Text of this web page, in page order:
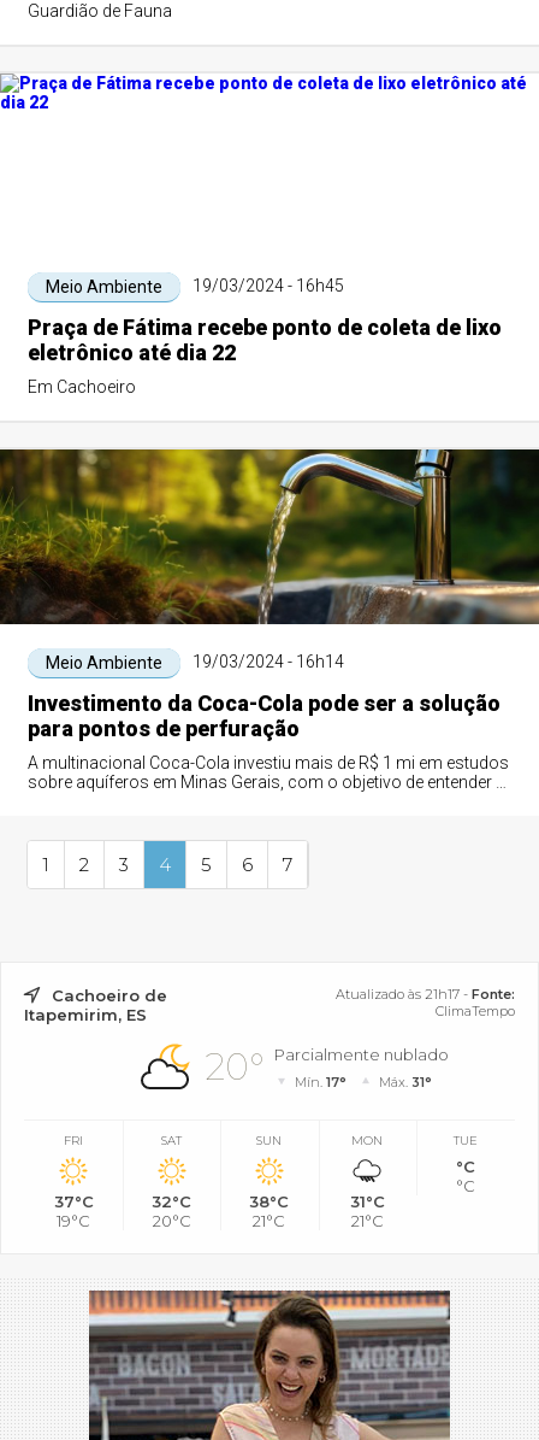
Guardião de Fauna
Meio Ambiente 19/03/2024 - 16h45
Praça de Fátima recebe ponto de coleta de lixo
eletrônico até dia 22
Em Cachoeiro
Meio Ambiente 19/03/2024 - 16h14
Investimento da Coca-Cola pode ser a solução
para pontos de perfuração
A multinacional Coca-Cola investiu mais de R$ 1 mi em estudos
sobre aquíferos em Minas Gerais, com o objetivo de entender o
1 2 3 4 5 6 7
Cachoeiro de
Itapemirim, ES
Atualizado às 21h17 - Fonte:
ClimaTempo
20° Parcialmente nublado
Mín.17° Máx. 31°
FRI
37°C
19°C
SAT
32°C
20°C
SUN
38°C
21°C
MON
31°C
21°C
TUE
°C
°C